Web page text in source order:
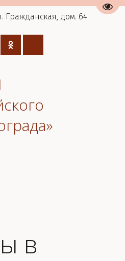
Гражданская, дом. 64
в